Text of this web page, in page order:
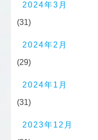
2024年3月
(31)
2024年2月
(29)
2024年1月
(31)
2023年12月